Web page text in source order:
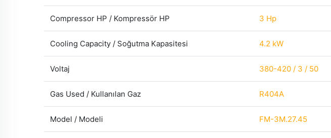
Compressor HP / Kompressör HP 3 Hp
Cooling Capacity / Soğutma Kapasitesi 4.2 kW
Voltaj 380-420 / 3 / 50
Gas Used / Kullanılan Gaz R404A
Model / Modeli FM-3M.27.45